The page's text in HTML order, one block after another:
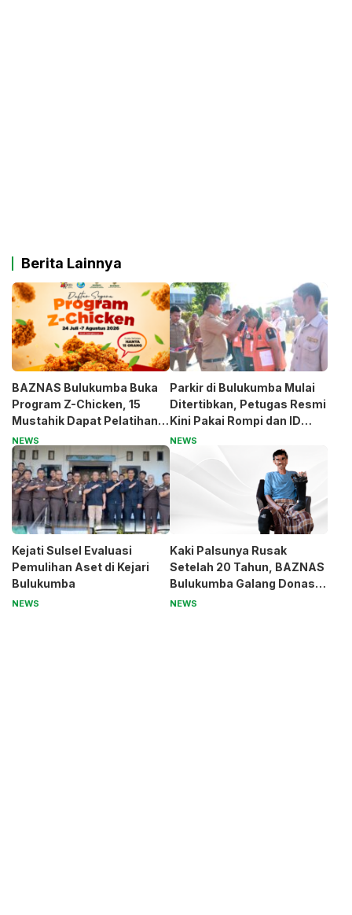
Berita Lainnya
BAZNAS Bulukumba Buka
Program Z-Chicken, 15
Mustahik Dapat Pelatihan
dan Modal Usaha
NEWS
Parkir di Bulukumba Mulai
Ditertibkan, Petugas Resmi
Kini Pakai Rompi dan ID
Card
NEWS
Kejati Sulsel Evaluasi
Pemulihan Aset di Kejari
Bulukumba
NEWS
Kaki Palsunya Rusak
Setelah 20 Tahun, BAZNAS
Bulukumba Galang Donasi
untuk Pak Pardi
NEWS